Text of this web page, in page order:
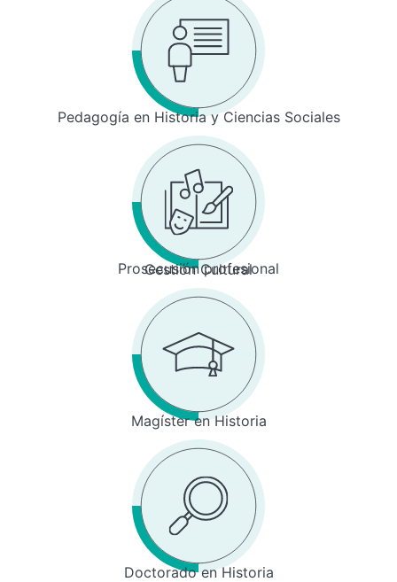
Pedagogía en Historia y Ciencias Sociales
Prosecusión profesional
Gestión Cultural
Magíster en Historia
Doctorado en Historia